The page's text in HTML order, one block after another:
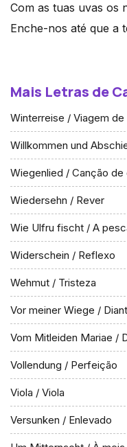
Com as tuas uvas os
Enche-nos até que a
Mais Letras de
Winterreise / Viagem de
Willkommen und
Wiegenlied / Canção de
Wiedersehn / Rever
Wie Ulfru fischt / A
Widerschein / Reflexo
Wehmut / Tristeza
Vor meiner Wiege /
Vom Mitleiden Mariae /
Vollendung / Perfeição
Viola / Viola
Versunken / Enlevado